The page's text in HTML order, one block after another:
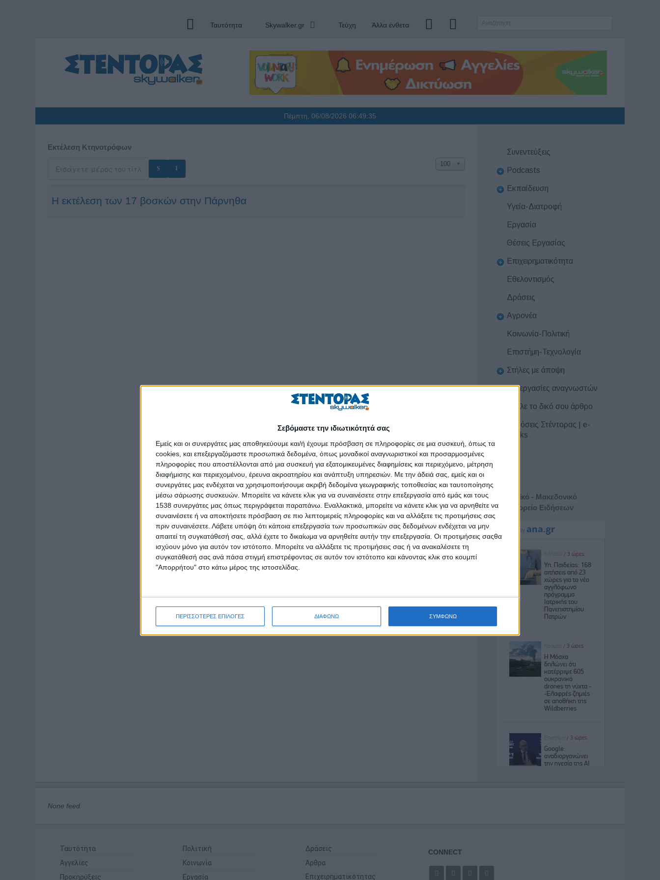
Σεβόμαστε την ιδιωτικότητά σας
Εμείς και οι συνεργάτες μας αποθηκεύουμε και/ή έχουμε πρόσβαση σε πληροφορίες σε μια συσκευή, όπως τα
cookies, και επεξεργαζόμαστε προσωπικά δεδομένα, όπως μοναδικοί αναγνωριστικοί και προσαρμοσμένες
πληροφορίες που αποστέλλονται από μια συσκευή για εξατομικευμένες διαφημίσεις και περιεχόμενο, μέτρηση
διαφήμισης και περιεχομένου, έρευνα ακροατηρίου και ανάπτυξη υπηρεσιών. Με την άδειά σας, εμείς και οι
συνεργάτες μας ενδέχεται να χρησιμοποιήσουμε ακριβή δεδομένα γεωγραφικής τοποθεσίας και ταυτοποίησης
μέσω σάρωσης συσκευών. Μπορείτε να κάνετε κλικ για να συναινέσετε στην επεξεργασία από εμάς και τους
1538 συνεργάτες μας όπως περιγράφεται παραπάνω. Εναλλακτικά, μπορείτε να κάνετε κλικ για να αρνηθείτε να
συναινέσετε ή να αποκτήσετε πρόσβαση σε πιο λεπτομερείς πληροφορίες και να αλλάξετε τις προτιμήσεις σας
πριν συναινέσετε. Λάβετε υπόψη ότι κάποια επεξεργασία των προσωπικών σας δεδομένων ενδέχεται να μην
απαιτεί τη συγκατάθεσή σας, αλλά έχετε το δικαίωμα να αρνηθείτε αυτήν την επεξεργασία. Οι προτιμήσεις σαςθα
ισχύουν μόνο για αυτόν τον ιστότοπο. Μπορείτε να αλλάξετε τις προτιμήσεις σας ή να ανακαλέσετε τη
συγκατάθεσή σας ανά πάσα στιγμή επιστρέφοντας σε αυτόν τον ιστότοπο και κάνοντας κλικ στο κουμπί
"Απορρήτου" στο κάτω μέρος της ιστοσελίδας.
ΠΕΡΙΣΣΟΤΕΡΕΣ ΕΠΙΛΟΓΕΣ ΔΙΑΦΩΝΩ ΣΥΜΦΩΝΩ
Ταυτότητα Skywalker.gr Τεύχη Άλλα ένθετα
Πέμπτη, 06/08/2026 06:49:36
Εκτέλεση Κτηνοτρόφων
100
Η εκτέλεση των 17 βοσκών στην Πάρνηθα
Συνεντεύξεις
Podcasts
Εκπαίδευση
Υγεία-Διατροφή
Εργασία
Θέσεις Εργασίας
Επιχειρηματικότητα
Εθελοντισμός
Δράσεις
Αγρονέα
Κοινωνία-Πολιτική
Επιστήμη-Τεχνολογία
Στήλες με άποψη
Συνεργασίες αναγνωστών
Στείλε το δικό σου άρθρο
Εκδόσεις Στέντορας | e-
books
Αθηναϊκό - Μακεδονικό
Πρακτορείο Ειδήσεων
None feed
Ταυτότητα
Αγγελίες
Προκηρύξεις
Πολιτική
Κοινωνία
Εργασία
Δράσεις
Άρθρα
Επιχειρηματικότητας
CONNECT